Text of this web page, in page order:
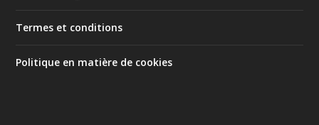
Termes et conditions
Politique en matière de cookies